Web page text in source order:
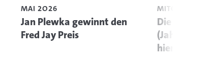
MAI 2O26
Jan Plewka gewinnt den
Fred Jay Preis
Die aktuelle
hier digital